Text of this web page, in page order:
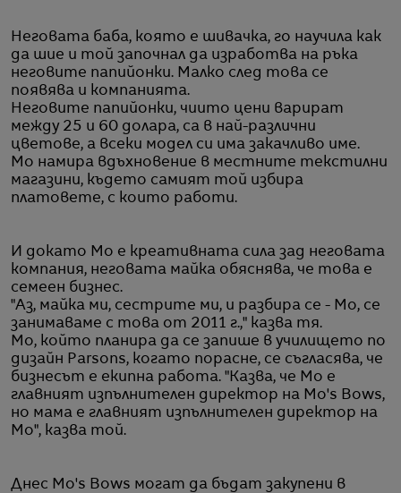
Неговата баба, която е шивачка, го научила как
да шие и той започнал да изработва на ръка
неговите папийонки. Малко след това се
появява и компанията.
Неговите папийонки, чиито цени варират
между 25 и 60 долара, са в най-различни
цветове, а всеки модел си има закачливо име.
Мо намира вдъхновение в местните текстилни
магазини, където самият той избира
платовете, с които работи.
И докато Мо е креативната сила зад неговата
компания, неговата майка обяснява, че това е
семеен бизнес.
"Аз, майка ми, сестрите ми, и разбира се - Мо, се
занимаваме с това от 2011 г.," казва тя.
Мо, който планира да се запише в училището по
дизайн Parsons, когато порасне, се съгласява, че
бизнесът е екипна работа. "Казва, че Мо е
главният изпълнителен директор на Mo's Bows,
но мама е главният изпълнителен директор на
Mo", казва той.
Днес Mo's Bows могат да бъдат закупени в